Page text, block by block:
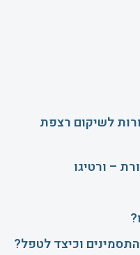
לשיקום רצפת
– ורטיגו
וכיצד לטפל?